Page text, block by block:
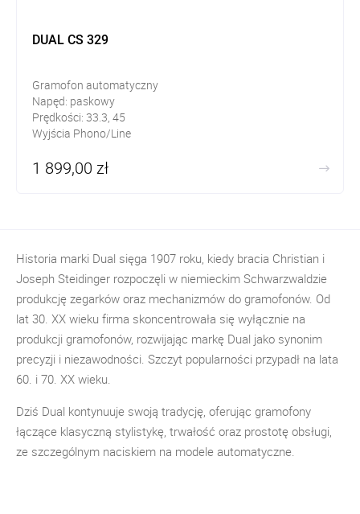
DUAL CS 329
Gramofon automatyczny
Napęd: paskowy
Prędkości: 33.3, 45
Wyjścia Phono/Line
1 899,00 zł
Historia marki Dual sięga 1907 roku, kiedy bracia Christian i
Joseph Steidinger rozpoczęli w niemieckim Schwarzwaldzie
produkcję zegarków oraz mechanizmów do gramofonów. Od
lat 30. XX wieku firma skoncentrowała się wyłącznie na
produkcji gramofonów, rozwijając markę Dual jako synonim
precyzji i niezawodności. Szczyt popularności przypadł na lata
60. i 70. XX wieku.
Dziś Dual kontynuuje swoją tradycję, oferując gramofony
łączące klasyczną stylistykę, trwałość oraz prostotę obsługi,
ze szczególnym naciskiem na modele automatyczne.